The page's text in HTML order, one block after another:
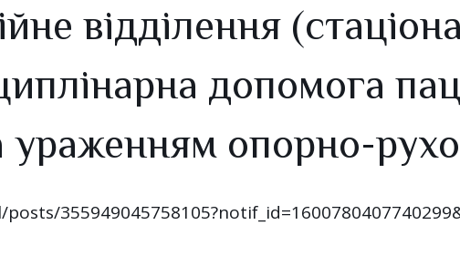
відділення
допомога
ураженням опорно-